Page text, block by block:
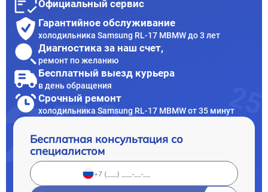
Официальный сервис
Гарантийное обслуживание
холодильника Samsung RL-17 MBMW до 3 лет
Диагностика за наш счет,
ремонт по желанию
Бесплатный выезд курьера
в день обращения
Срочный ремонт
холодильника Samsung RL-17 MBMW от 35 минут
Бесплатная консультация со
специалистом